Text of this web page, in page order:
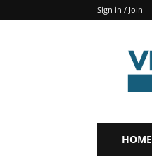
Sign in / Join
BIH
HOME